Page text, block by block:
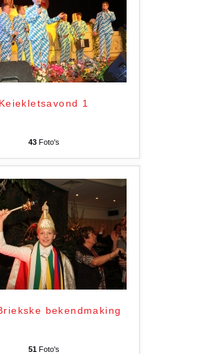
Keiekletsavond 1
43Foto's
bekendmaking
51Foto's